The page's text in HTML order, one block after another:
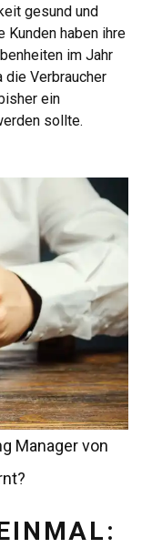
gesund und
Kunden haben ihre
im Jahr
die Verbraucher
ein
sollte.
Manager von